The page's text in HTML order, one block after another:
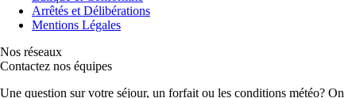
Arrêtés et Délibérations
Mentions Légales
Nos réseaux
Contactez nos équipes
Une question sur votre séjour, un forfait ou les conditions météo? On